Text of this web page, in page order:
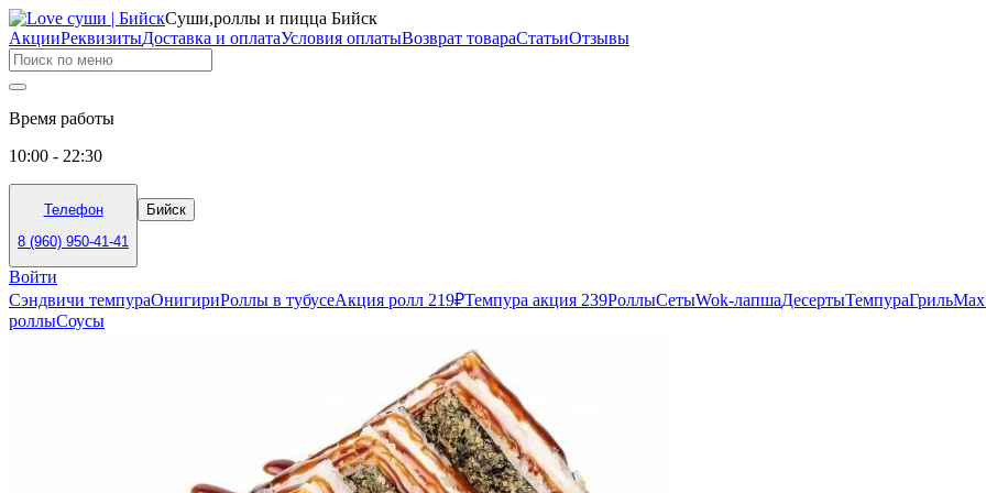
Суши,роллы и пицца Бийск
АкцииРеквизитыДоставка и оплатаУсловия оплатыВозврат товараСтатьиОтзывы
Время работы
10:00 - 22:30
Телефон
8 (960) 950-41-41
Бийск
Войти
Сэндвичи темпураОнигириРоллы в тубусеАкция ролл 219₽Темпура акция 239РоллыСетыWok-лапшаДесертыТемпураГриль
роллыСоусы